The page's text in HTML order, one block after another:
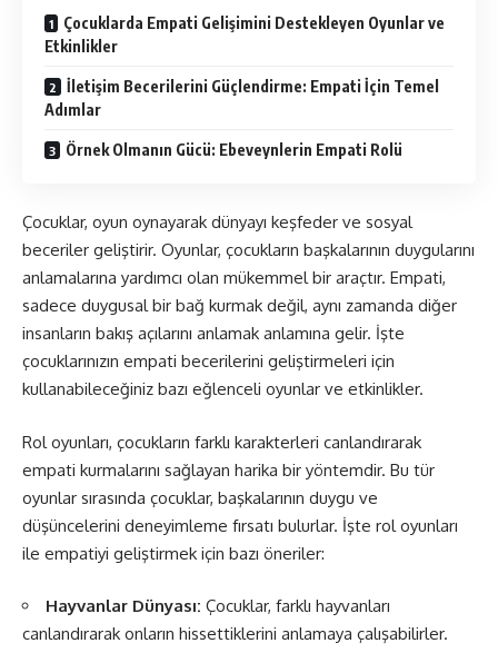
Çocuklarda Empati Gelişimini Destekleyen Oyunlar ve
Etkinlikler
İletişim Becerilerini Güçlendirme: Empati İçin Temel
Adımlar
Örnek Olmanın Gücü: Ebeveynlerin Empati Rolü
Çocuklar, oyun oynayarak dünyayı keşfeder ve sosyal
beceriler geliştirir. Oyunlar, çocukların başkalarının duygularını
anlamalarına yardımcı olan mükemmel bir araçtır. Empati,
sadece duygusal bir bağ kurmak değil, aynı zamanda diğer
insanların bakış açılarını anlamak anlamına gelir. İşte
çocuklarınızın empati becerilerini geliştirmeleri için
kullanabileceğiniz bazı eğlenceli oyunlar ve etkinlikler.
Rol oyunları, çocukların farklı karakterleri canlandırarak
empati kurmalarını sağlayan harika bir yöntemdir. Bu tür
oyunlar sırasında çocuklar, başkalarının duygu ve
düşüncelerini deneyimleme fırsatı bulurlar. İşte rol oyunları
ile empatiyi geliştirmek için bazı öneriler:
Hayvanlar Dünyası: Çocuklar, farklı hayvanları
canlandırarak onların hissettiklerini anlamaya çalışabilirler.